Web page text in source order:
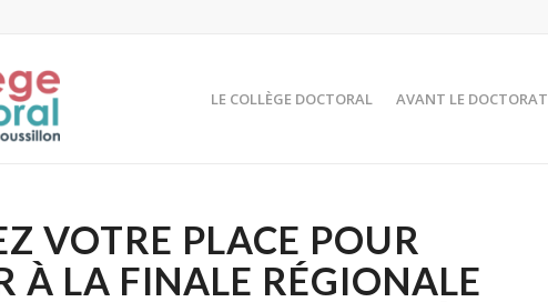
LE COLLÈGE DOCTORAL AVANT LE DOCTORAT
VOTRE PLACE POUR
À LA FINALE RÉGIONALE